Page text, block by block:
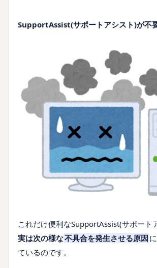
SupportAssist(サポートアシスト)が不
これだけ便利なSupportAssist(サポート
実は次の様な不具合を発生させる原因
ているのです。